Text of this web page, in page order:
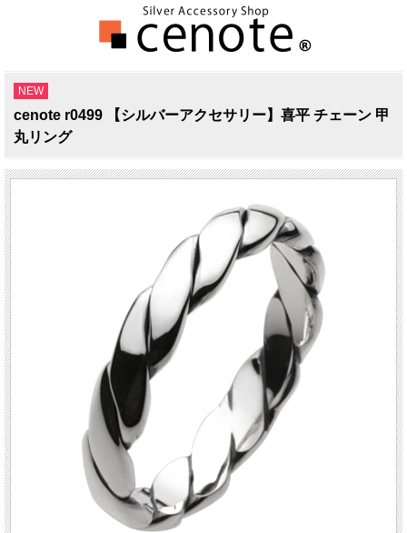
NEW
cenote r0499 【シルバーアクセサリー】喜平 チェーン 甲
丸リング